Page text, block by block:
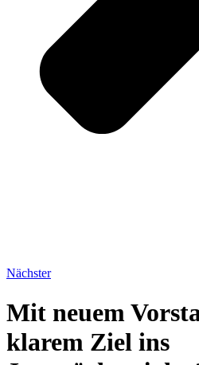
Nächster
Mit neuem
klarem Ziel ins